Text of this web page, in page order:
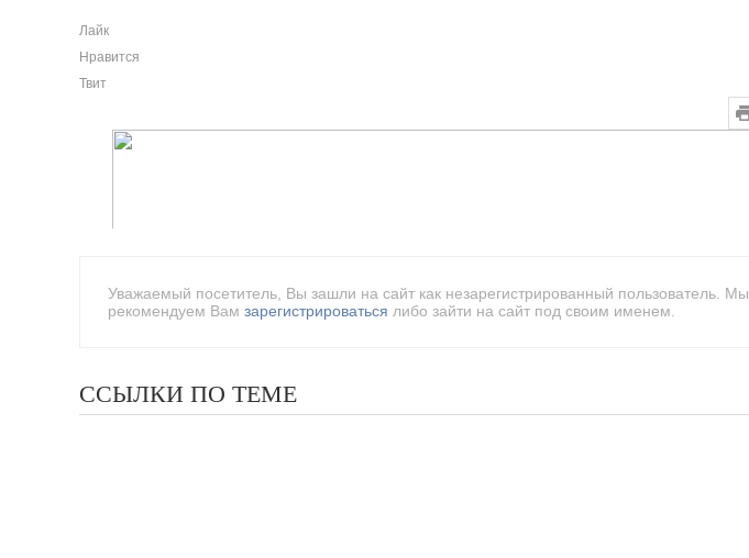
Лайк
Нравится
Твит
Уважаемый посетитель, Вы зашли на сайт как незарегистрированный пользователь. Мы
рекомендуем Вам зарегистрироваться либо зайти на сайт под своим именем.
ССЫЛКИ ПО ТЕМЕ